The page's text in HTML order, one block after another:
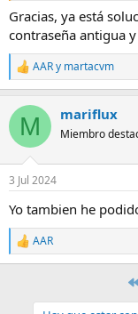
Gracias, ya está
contraseña antigua
R
e
c
i
e
:
AARy martacvm
M mariflux
Miembro
3 Jul 2024
Yo tambien he
R
e
AAR